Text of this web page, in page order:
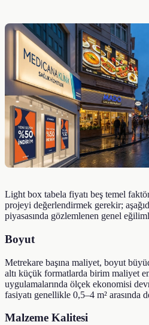
Light box tabela fiyatı beş temel
projeyi değerlendirmek gerekir;
piyasasında gözlemlenen genel
Boyut
Metrekare başına maliyet, boyut
altı küçük formatlarda birim maliyet
uygulamalarında ölçek ekonomisi
fasiyatı genellikle 0,5–4 m² arasında
Malzeme Kalitesi